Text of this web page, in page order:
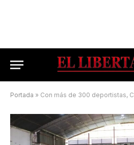
Portada » Con más de 300 deportistas, Corrientes